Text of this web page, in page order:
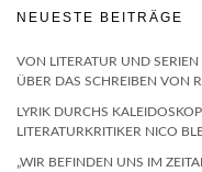
NEUESTE BEITRÄGE
VON LITERATUR UND
ÜBER DAS SCHREIBEN VON
LYRIK DURCHS
LITERATURKRITIKER NICO
„WIR BEFINDEN UNS IM